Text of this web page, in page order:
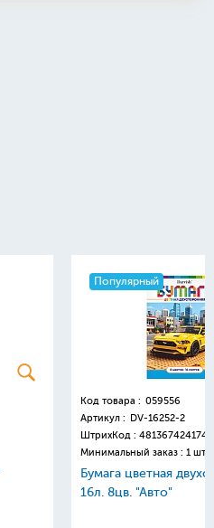
Популярный
Код товара : 059556
Артикул : DV-16252-2
ШтрихКод : 4813674241749
Минимальный заказ : 1 шт
Бумага цветная
16л. 8цв. "Авто"